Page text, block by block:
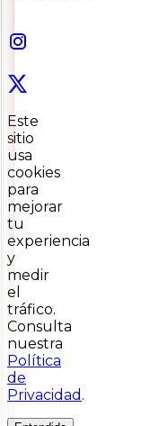
Este
sitio
usa
cookies
para
mejorar
tu
experiencia
y
medir
el
tráfico.
Consulta
nuestra
Política
de
Privacidad .